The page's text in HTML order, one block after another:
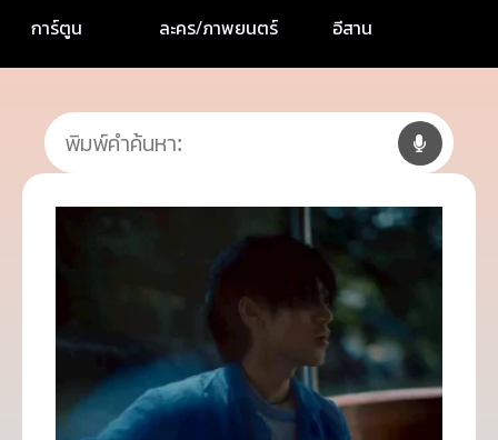
การ์ตูน
ละคร/ภาพยนตร์ อีสาน